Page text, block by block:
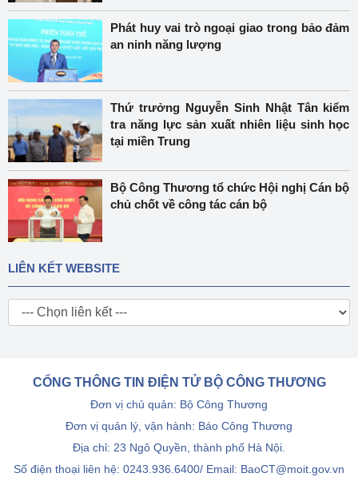
Phát huy vai trò ngoại giao trong bảo đảm
an ninh năng lượng
Thứ trưởng Nguyễn Sinh Nhật Tân kiểm
tra năng lực sản xuất nhiên liệu sinh học
tại miền Trung
Bộ Công Thương tổ chức Hội nghị Cán bộ
chủ chốt về công tác cán bộ
LIÊN KẾT WEBSITE
CỔNG THÔNG TIN ĐIỆN TỬ BỘ CÔNG THƯƠNG
Đơn vị chủ quản: Bộ Công Thương
Đơn vị quản lý, vận hành: Báo Công Thương
Địa chỉ: 23 Ngô Quyền, thành phố Hà Nội.
Số điện thoại liên hệ: 0243.936.6400/ Email: BaoCT@moit.gov.vn